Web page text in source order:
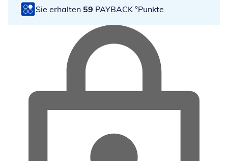
Sie erhalten 59 PAYBACK °Punkte